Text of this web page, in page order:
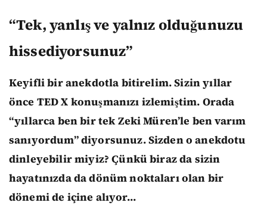
“Tek, yanlış ve yalnız olduğunuzu
hissediyorsunuz”
Keyifli bir anekdotla bitirelim. Sizin yıllar
önce TED X konuşmanızı izlemiştim. Orada
“yıllarca ben bir tek Zeki Müren’le ben varım
sanıyordum” diyorsunuz. Sizden o anekdotu
dinleyebilir miyiz? Çünkü biraz da sizin
hayatınızda da dönüm noktaları olan bir
dönemi de içine alıyor...